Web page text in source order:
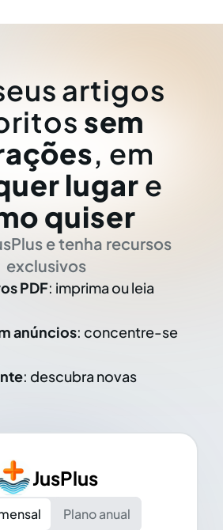
artigos
sem
, em
lugar e
quiser
e tenha recursos
exclusivos
PDF: imprima ou leia
anúncios: concentre-se
: descubra novas
JusPlus
Plano anual